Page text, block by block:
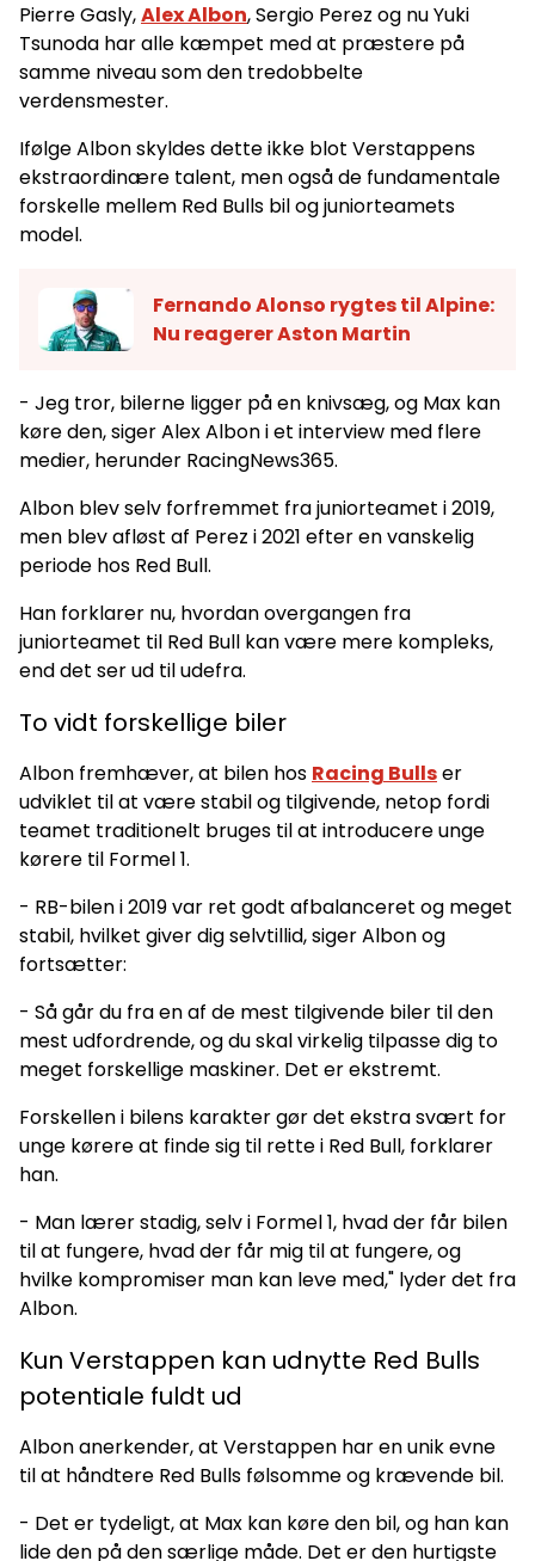
Pierre Gasly,Alex Albon, Sergio Perez og nu Yuki
Tsunoda har alle kæmpet med at præstere på
samme niveau som den tredobbelte
verdensmester.
Ifølge Albon skyldes dette ikke blot Verstappens
ekstraordinære talent, men også de fundamentale
forskelle mellem Red Bulls bil og juniorteamets
model.
Fernando Alonso rygtes til Alpine:
Nu reagerer Aston Martin
- Jeg tror, bilerne ligger på en knivsæg, og Max kan
køre den, siger Alex Albon i et interview med flere
medier, herunder RacingNews365.
Albon blev selv forfremmet fra juniorteamet i 2019,
men blev afløst af Perez i 2021 efter en vanskelig
periode hos Red Bull.
Han forklarer nu, hvordan overgangen fra
juniorteamet til Red Bull kan være mere kompleks,
end det ser ud til udefra.
To vidt forskellige biler
Albon fremhæver, at bilen hos Racing Bullser
udviklet til at være stabil og tilgivende, netop fordi
teamet traditionelt bruges til at introducere unge
kørere til Formel 1.
- RB-bilen i 2019 var ret godt afbalanceret og meget
stabil, hvilket giver dig selvtillid, siger Albon og
fortsætter:
- Så går du fra en af de mest tilgivende biler til den
mest udfordrende, og du skal virkelig tilpasse dig to
meget forskellige maskiner. Det er ekstremt.
Forskellen i bilens karakter gør det ekstra svært for
unge kørere at finde sig til rette i Red Bull, forklarer
han.
- Man lærer stadig, selv i Formel 1, hvad der får bilen
til at fungere, hvad der får mig til at fungere, og
hvilke kompromiser man kan leve med," lyder det fra
Albon.
Kun Verstappen kan udnytte Red Bulls
potentiale fuldt ud
Albon anerkender, at Verstappen har en unik evne
til at håndtere Red Bulls følsomme og krævende bil.
- Det er tydeligt, at Max kan køre den bil, og han kan
lide den på den særlige måde. Det er den hurtigste